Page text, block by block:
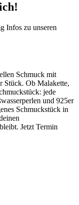
Infos zu unseren
Schmuck mit
Ob Malakette,
jede
und 925er
Schmuckstück in
Jetzt Termin